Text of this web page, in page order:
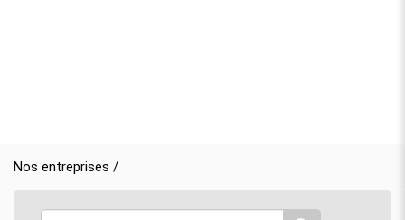
Nos entreprises /